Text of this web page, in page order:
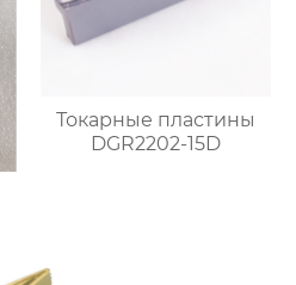
Токарные пластины
DGR2202-15D